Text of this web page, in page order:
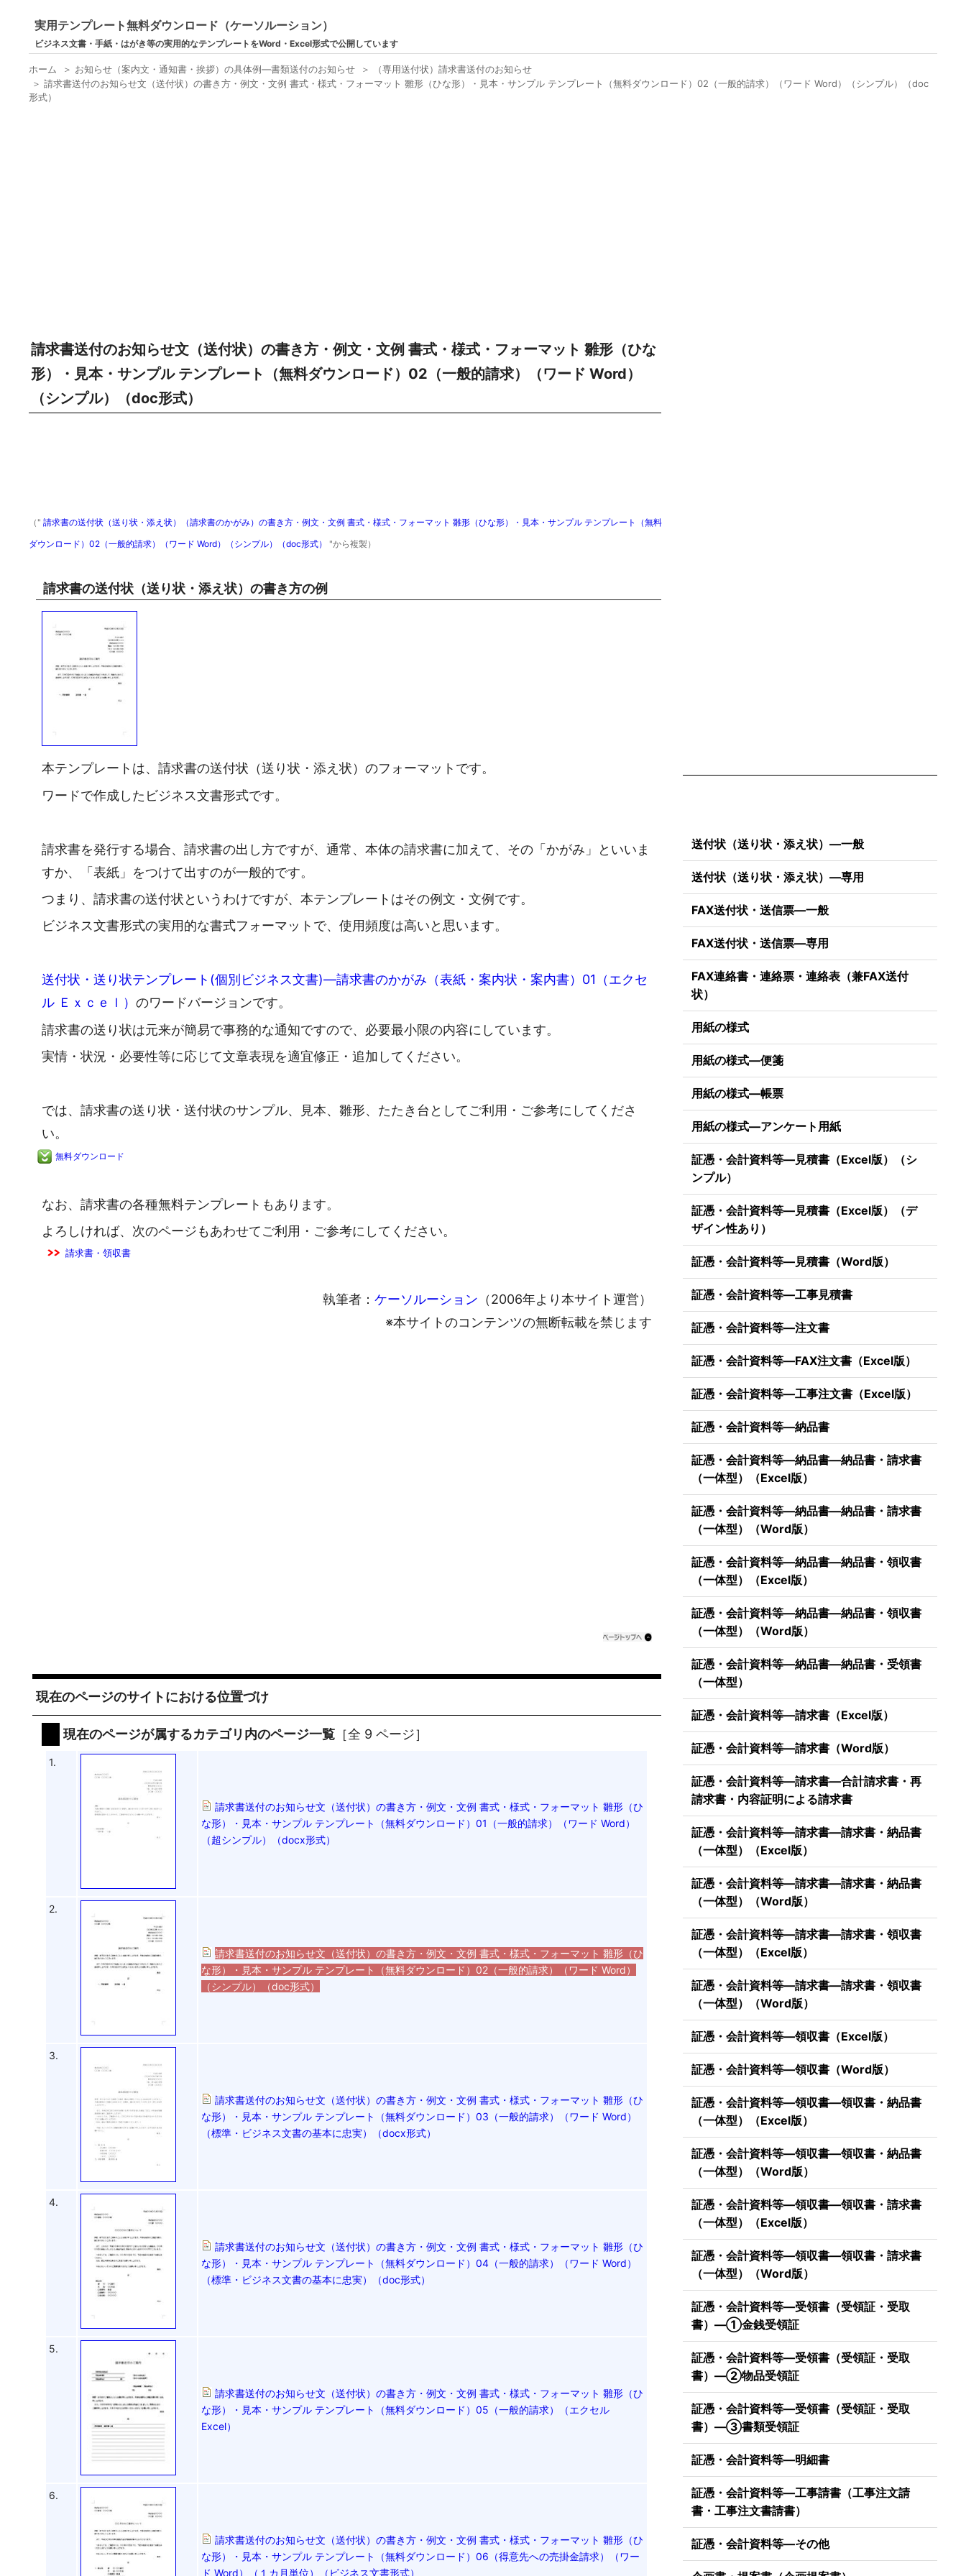
実用テンプレート無料ダウンロード（ケーソルーション）
ビジネス文書・手紙・はがき等の実用的なテンプレートをWord・Excel形式で公開しています
ホーム ＞ お知らせ（案内文・通知書・挨拶）の具体例―書類送付のお知らせ ＞
（専用送付状）請求書送付のお知らせ
＞請求書送付のお知らせ文（送付状）の書き方・例文・文例 書式・様式・フォーマット 雛形（ひな形）・見本・サンプル テンプレート（無料ダウンロード）02（一般的請求）（ワード Word）（シンプル）（doc
形式）
請求書送付のお知らせ文（送付状）の書き方・例文・文例 書式・様式・フォーマット 雛形（ひな
形）・見本・サンプル テンプレート（無料ダウンロード）02（一般的請求）（ワード Word）
（シンプル）（doc形式）
（" 請求書の送付状（送り状・添え状）（請求書のかがみ）の書き方・例文・文例 書式・様式・フォーマット 雛形（ひな形）・見本・サンプル テンプレート（無料
ダウンロード）02（一般的請求）（ワード Word）（シンプル）（doc形式）"から複製）
請求書の送付状（送り状・添え状）の書き方の例
本テンプレートは、請求書の送付状（送り状・添え状）のフォーマットです。
ワードで作成したビジネス文書形式です。
請求書を発行する場合、請求書の出し方ですが、通常、本体の請求書に加えて、その「かがみ」といいま
すか、「表紙」をつけて出すのが一般的です。
つまり、請求書の送付状というわけですが、本テンプレートはその例文・文例です。
ビジネス文書形式の実用的な書式フォーマットで、使用頻度は高いと思います。
送付状・送り状テンプレート(個別ビジネス文書)―請求書のかがみ（表紙・案内状・案内書）01（エクセ
ル Ｅｘｃｅｌ）のワードバージョンです。
請求書の送り状は元来が簡易で事務的な通知ですので、必要最小限の内容にしています。
実情・状況・必要性等に応じて文章表現を適宜修正・追加してください。
では、請求書の送り状・送付状のサンプル、見本、雛形、たたき台としてご利用・ご参考にしてくださ
い。
無料ダウンロード
なお、請求書の各種無料テンプレートもあります。
よろしければ、次のページもあわせてご利用・ご参考にしてください。
請求書・領収書
執筆者： ケーソルーション （2006年より本サイト運営）
※本サイトのコンテンツの無断転載を禁じます
現在のページのサイトにおける位置づけ
現在のページが属するカテゴリ内のページ一覧 ［全 9 ページ］
1.
請求書送付のお知らせ文（送付状）の書き方・例文・文例 書式・様式・フォーマット 雛形（ひ
な形）・見本・サンプル テンプレート（無料ダウンロード）01（一般的請求）（ワード Word）
（超シンプル）（docx形式）
2.
請求書送付のお知らせ文（送付状）の書き方・例文・文例 書式・様式・フォーマット 雛形（ひ
な形）・見本・サンプル テンプレート（無料ダウンロード）02（一般的請求）（ワード Word）
（シンプル）（doc形式）
3.
請求書送付のお知らせ文（送付状）の書き方・例文・文例 書式・様式・フォーマット 雛形（ひ
な形）・見本・サンプル テンプレート（無料ダウンロード）03（一般的請求）（ワード Word）
（標準・ビジネス文書の基本に忠実）（docx形式）
4.
請求書送付のお知らせ文（送付状）の書き方・例文・文例 書式・様式・フォーマット 雛形（ひ
な形）・見本・サンプル テンプレート（無料ダウンロード）04（一般的請求）（ワード Word）
（標準・ビジネス文書の基本に忠実）（doc形式）
5.
請求書送付のお知らせ文（送付状）の書き方・例文・文例 書式・様式・フォーマット 雛形（ひ
な形）・見本・サンプル テンプレート（無料ダウンロード）05（一般的請求）（エクセル
Excel）
6.
請求書送付のお知らせ文（送付状）の書き方・例文・文例 書式・様式・フォーマット 雛形（ひ
な形）・見本・サンプル テンプレート（無料ダウンロード）06（得意先への売掛金請求）（ワー
ド Word）（１カ月単位）（ビジネス文書形式）
送付状（送り状・添え状）―一般
送付状（送り状・添え状）―専用
FAX送付状・送信票―一般
FAX送付状・送信票―専用
FAX連絡書・連絡票・連絡表（兼FAX送付
状）
用紙の様式
用紙の様式―便箋
用紙の様式―帳票
用紙の様式―アンケート用紙
証憑・会計資料等―見積書（Excel版）（シ
ンプル）
証憑・会計資料等―見積書（Excel版）（デ
ザイン性あり）
証憑・会計資料等―見積書（Word版）
証憑・会計資料等―工事見積書
証憑・会計資料等―注文書
証憑・会計資料等―FAX注文書（Excel版）
証憑・会計資料等―工事注文書（Excel版）
証憑・会計資料等―納品書
証憑・会計資料等―納品書―納品書・請求書
（一体型）（Excel版）
証憑・会計資料等―納品書―納品書・請求書
（一体型）（Word版）
証憑・会計資料等―納品書―納品書・領収書
（一体型）（Excel版）
証憑・会計資料等―納品書―納品書・領収書
（一体型）（Word版）
証憑・会計資料等―納品書―納品書・受領書
（一体型）
証憑・会計資料等―請求書（Excel版）
証憑・会計資料等―請求書（Word版）
証憑・会計資料等―請求書―合計請求書・再
請求書・内容証明による請求書
証憑・会計資料等―請求書―請求書・納品書
（一体型）（Excel版）
証憑・会計資料等―請求書―請求書・納品書
（一体型）（Word版）
証憑・会計資料等―請求書―請求書・領収書
（一体型）（Excel版）
証憑・会計資料等―請求書―請求書・領収書
（一体型）（Word版）
証憑・会計資料等―領収書（Excel版）
証憑・会計資料等―領収書（Word版）
証憑・会計資料等―領収書―領収書・納品書
（一体型）（Excel版）
証憑・会計資料等―領収書―領収書・納品書
（一体型）（Word版）
証憑・会計資料等―領収書―領収書・請求書
（一体型）（Excel版）
証憑・会計資料等―領収書―領収書・請求書
（一体型）（Word版）
証憑・会計資料等―受領書（受領証・受取
書）―①金銭受領証
証憑・会計資料等―受領書（受領証・受取
書）―②物品受領証
証憑・会計資料等―受領書（受領証・受取
書）―③書類受領証
証憑・会計資料等―明細書
証憑・会計資料等―工事請書（工事注文請
書・工事注文書請書）
証憑・会計資料等―その他